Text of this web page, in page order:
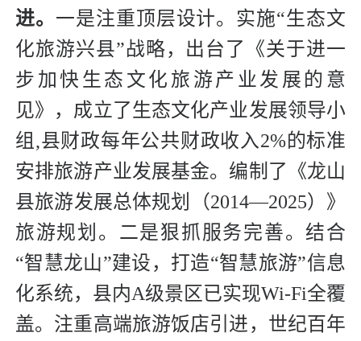
进。 一是注重顶层设计。实施“生态文
化旅游兴县”战略，出台了《关于进一
步加快生态文化旅游产业发展的意
见》，成立了生态文化产业发展领导小
组,县财政每年公共财政收入2%的标准
安排旅游产业发展基金。编制了《龙山
县旅游发展总体规划（2014—2025）》
旅游规划。二是狠抓服务完善。结合
“智慧龙山”建设，打造“智慧旅游”信息
化系统，县内A级景区已实现Wi-Fi全覆
盖。注重高端旅游饭店引进，世纪百年